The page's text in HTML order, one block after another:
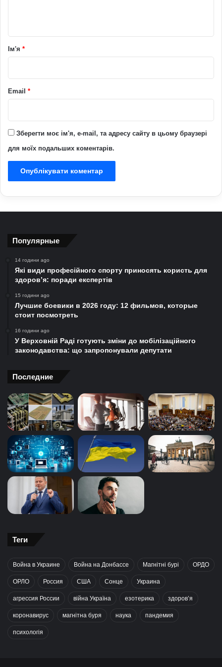
рІм'я *
Email *
Зберегти моє ім'я, e-mail, та адресу сайту в цьому браузері
для моїх подальших коментарів.
Популярные
14 години ago
Які види професійного спорту приносять користь для
здоров’я: поради експертів
15 години ago
Лучшие боевики в 2026 году: 12 фильмов, которые
стоит посмотреть
16 години ago
У Верховній Раді готують зміни до мобілізаційного
законодавства: що запропонували депутати
Последние
Теги
Война в Украине Война на Донбассе Магнітні бурі ОРДО
ОРЛО Россия США Сонце Украина
агрессия России війна Україна езотерика здоров’я
коронавирус магнітна буря наука пандемия
психологія